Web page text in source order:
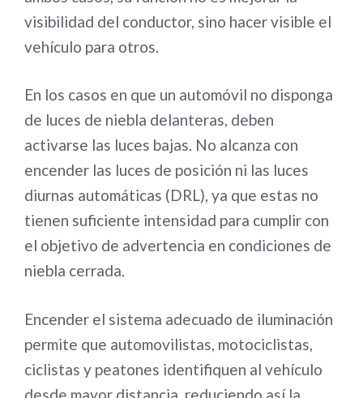
visibilidad del conductor, sino hacer visible el
vehículo para otros.
En los casos en que un automóvil no disponga
de luces de niebla delanteras, deben
activarse las luces bajas. No alcanza con
encender las luces de posición ni las luces
diurnas automáticas (DRL), ya que estas no
tienen suficiente intensidad para cumplir con
el objetivo de advertencia en condiciones de
niebla cerrada.
Encender el sistema adecuado de iluminación
permite que automovilistas, motociclistas,
ciclistas y peatones identifiquen al vehículo
desde mayor distancia, reduciendo así la